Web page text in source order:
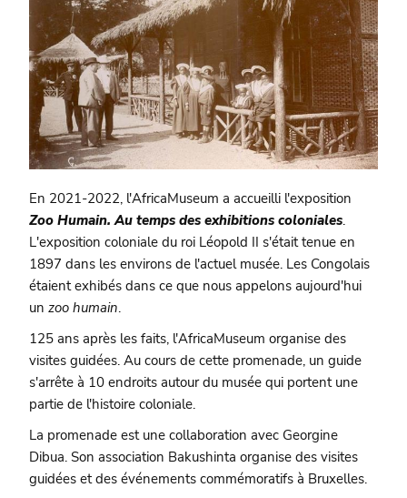
En 2021-2022, l'AfricaMuseum a accueilli l'exposition
Zoo Humain. Au temps des exhibitions coloniales.
L'exposition coloniale du roi Léopold II s'était tenue en
1897 dans les environs de l'actuel musée. Les Congolais
étaient exhibés dans ce que nous appelons aujourd'hui
unzoo humain.
125 ans après les faits, l'AfricaMuseum organise des
visites guidées. Au cours de cette promenade, un guide
s'arrête à 10 endroits autour du musée qui portent une
partie de l'histoire coloniale.
La promenade est une collaboration avec Georgine
Dibua. Son association Bakushinta organise des visites
guidées et des événements commémoratifs à Bruxelles.